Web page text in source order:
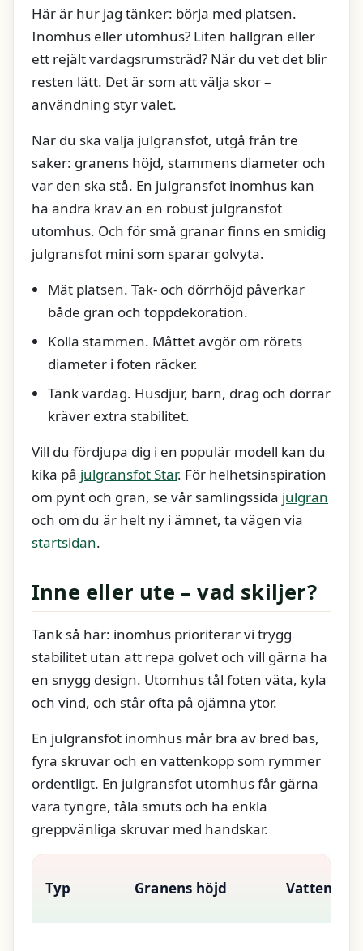
Här är hur jag tänker: börja med platsen.
Inomhus eller utomhus? Liten hallgran eller
ett rejält vardagsrumsträd? När du vet det blir
resten lätt. Det är som att välja skor –
användning styr valet.
När du ska välja julgransfot, utgå från tre
saker: granens höjd, stammens diameter och
var den ska stå. En julgransfot inomhus kan
ha andra krav än en robust julgransfot
utomhus. Och för små granar finns en smidig
julgransfot mini som sparar golvyta.
Mät platsen. Tak- och dörrhöjd påverkar
både gran och toppdekoration.
Kolla stammen. Måttet avgör om rörets
diameter i foten räcker.
Tänk vardag. Husdjur, barn, drag och dörrar
kräver extra stabilitet.
Vill du fördjupa dig i en populär modell kan du
kika på julgransfot Star. För helhetsinspiration
om pynt och gran, se vår samlingssida julgran
och om du är helt ny i ämnet, ta vägen via
startsidan.
Inne eller ute – vad skiljer?
Tänk så här: inomhus prioriterar vi trygg
stabilitet utan att repa golvet och vill gärna ha
en snygg design. Utomhus tål foten väta, kyla
och vind, och står ofta på ojämna ytor.
En julgransfot inomhus mår bra av bred bas,
fyra skruvar och en vattenkopp som rymmer
ordentligt. En julgransfot utomhus får gärna
vara tyngre, tåla smuts och ha enkla
greppvänliga skruvar med handskar.
Typ Granens höjd